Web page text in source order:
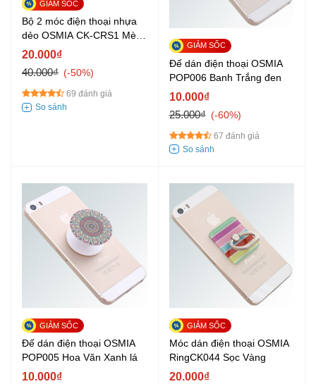
Bộ 2 móc điện thoại nhựa
dẻo OSMIA CK-CRS1 Mèo
Hoa Đen
20.000₫
40.000₫
-50%
69 đánh giá
Đế dán điện thoại OSMIA
POP006 Banh Trắng đen
10.000₫
25.000₫
-60%
67 đánh giá
Đế dán điện thoại OSMIA
POP005 Hoa Văn Xanh lá
10.000₫
Móc dán điện thoại OSMIA
RingCK044 Sọc Vàng
20.000₫